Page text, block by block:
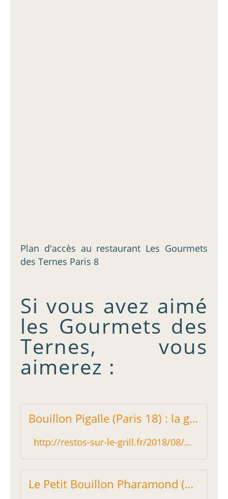
Plan d'accès au restaurant Les Gourmets
des Ternes Paris 8
Si vous avez aimé
les Gourmets des
Ternes, vous
aimerez :
Bouillon Pigalle (Paris 18) : la grosse bouffe - Restos sur le Grill - Blog critique des restaurants de Paris indépendant !
http://restos-sur-le-grill.fr/2018/08/bouillon-pigalle-paris-18-la-grosse-bouffe.html
Le Petit Bouillon Pharamond (Paris 1) : le meilleur bouillon de Paris - Restos sur le Grill - Blog critique des restaurants de Paris indépendant !